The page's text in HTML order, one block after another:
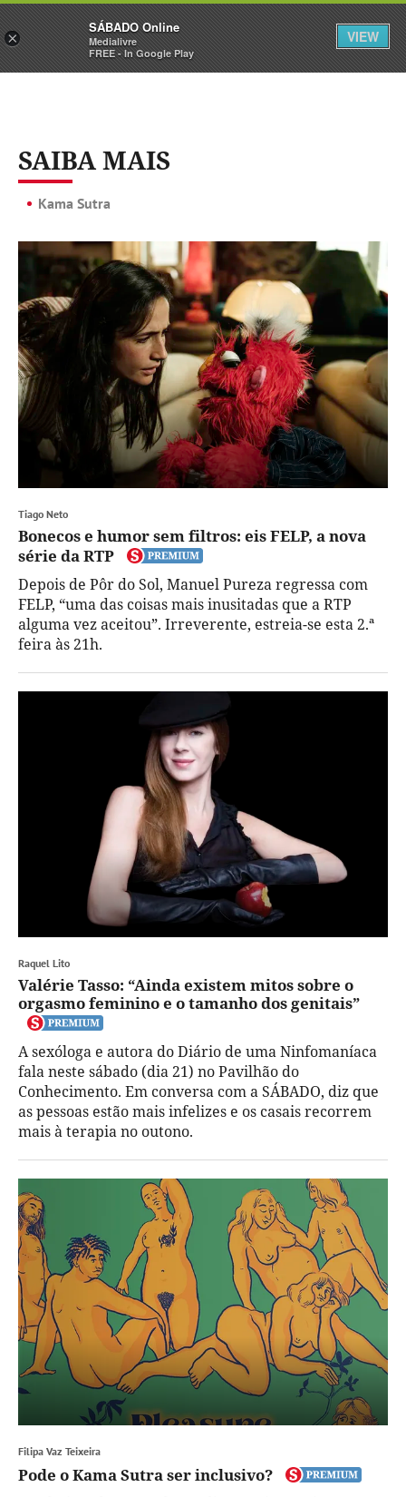
Sábado Assine Iniciar Sessão
SAIBA MAIS
Kama Sutra
Tiago Neto
Bonecos e humor sem filtros: eis FELP, a nova
série da RTP
Depois de Pôr do Sol, Manuel Pureza regressa com
FELP, “uma das coisas mais inusitadas que a RTP
alguma vez aceitou”. Irreverente, estreia-se esta 2.ª
feira às 21h.
Raquel Lito
Valérie Tasso: “Ainda existem mitos sobre o
orgasmo feminino e o tamanho dos genitais”
A sexóloga e autora do Diário de uma Ninfomaníaca
fala neste sábado (dia 21) no Pavilhão do
Conhecimento. Em conversa com a SÁBADO, diz que
as pessoas estão mais infelizes e os casais recorrem
mais à terapia no outono.
Filipa Vaz Teixeira
Pode o Kama Sutra ser inclusivo?
×
SÁBADO Online
Medialivre
FREE - In Google Play
VIEW